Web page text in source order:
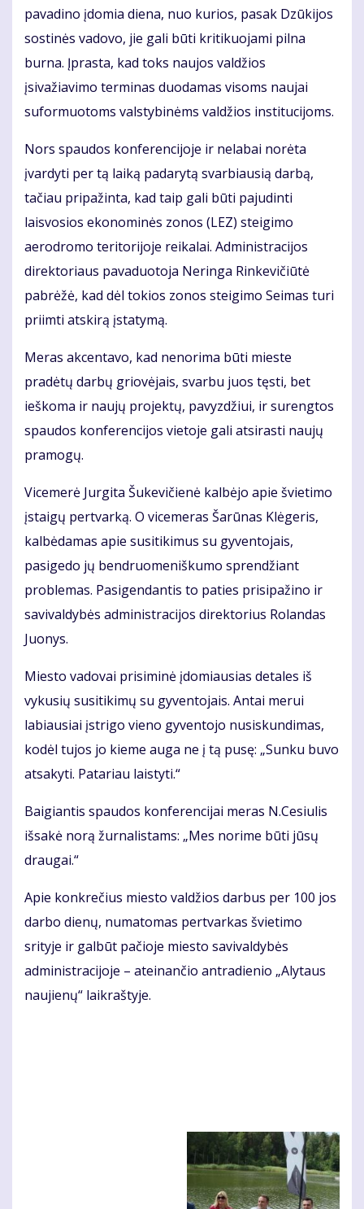
pavadino įdomia diena, nuo kurios, pasak Dzūkijos
sostinės vadovo, jie gali būti kritikuojami pilna
burna. Įprasta, kad toks naujos valdžios
įsivažiavimo terminas duodamas visoms naujai
suformuotoms valstybinėms valdžios institucijoms.
Nors spaudos konferencijoje ir nelabai norėta
įvardyti per tą laiką padarytą svarbiausią darbą,
tačiau pripažinta, kad taip gali būti pajudinti
laisvosios ekonominės zonos (LEZ) steigimo
aerodromo teritorijoje reikalai. Administracijos
direktoriaus pavaduotoja Neringa Rinkevičiūtė
pabrėžė, kad dėl tokios zonos steigimo Seimas turi
priimti atskirą įstatymą.
Meras akcentavo, kad nenorima būti mieste
pradėtų darbų griovėjais, svarbu juos tęsti, bet
ieškoma ir naujų projektų, pavyzdžiui, ir surengtos
spaudos konferencijos vietoje gali atsirasti naujų
pramogų.
Vicemerė Jurgita Šukevičienė kalbėjo apie švietimo
įstaigų pertvarką. O vicemeras Šarūnas Klėgeris,
kalbėdamas apie susitikimus su gyventojais,
pasigedo jų bendruomeniškumo sprendžiant
problemas. Pasigendantis to paties prisipažino ir
savivaldybės administracijos direktorius Rolandas
Juonys.
Miesto vadovai prisiminė įdomiausias detales iš
vykusių susitikimų su gyventojais. Antai merui
labiausiai įstrigo vieno gyventojo nusiskundimas,
kodėl tujos jo kieme auga ne į tą pusę: „Sunku buvo
atsakyti. Patariau laistyti.“
Baigiantis spaudos konferencijai meras N.Cesiulis
išsakė norą žurnalistams: „Mes norime būti jūsų
draugai.“
Apie konkrečius miesto valdžios darbus per 100 jos
darbo dienų, numatomas pertvarkas švietimo
srityje ir galbūt pačioje miesto savivaldybės
administracijoje – ateinančio antradienio „Alytaus
naujienų“ laikraštyje.